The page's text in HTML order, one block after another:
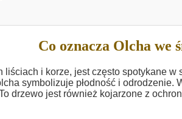
Co oznacza Olcha we
liściach i korze, jest często spotykane
symbolizuje płodność i odrodzenie.
drzewo jest również kojarzone z